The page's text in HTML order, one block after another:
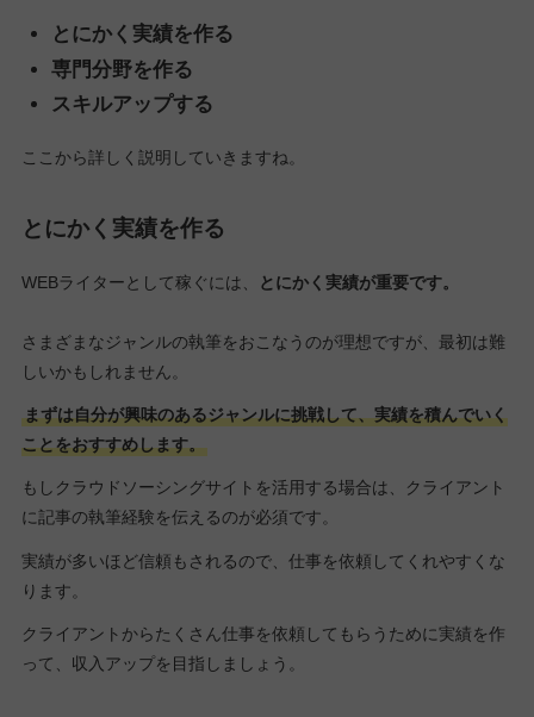
とにかく実績を作る
専門分野を作る
スキルアップする
ここから詳しく説明していきますね。
とにかく実績を作る
WEBライターとして稼ぐには、 とにかく実績が重要です。
さまざまなジャンルの執筆をおこなうのが理想ですが、最初は難
しいかもしれません。
まずは自分が興味のあるジャンルに挑戦して、実績を積んでいく
ことをおすすめします。
もしクラウドソーシングサイトを活用する場合は、クライアント
に記事の執筆経験を伝えるのが必須です。
実績が多いほど信頼もされるので、仕事を依頼してくれやすくな
ります。
クライアントからたくさん仕事を依頼してもらうために実績を作
って、収入アップを目指しましょう。